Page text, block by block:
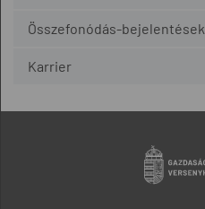
Összefonódás-bejelentések
Karrier